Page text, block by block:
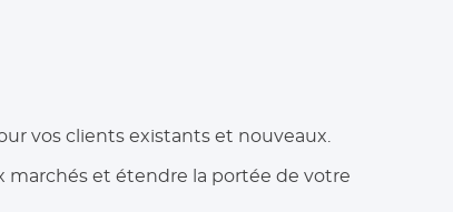
vos clients existants et nouveaux.
marchés et étendre la portée de votre